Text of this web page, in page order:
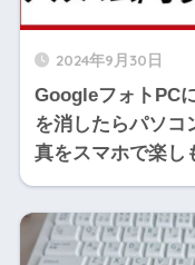
2024年9月30日
GoogleフォトPC
を消したらパソコ
真をスマホで楽し